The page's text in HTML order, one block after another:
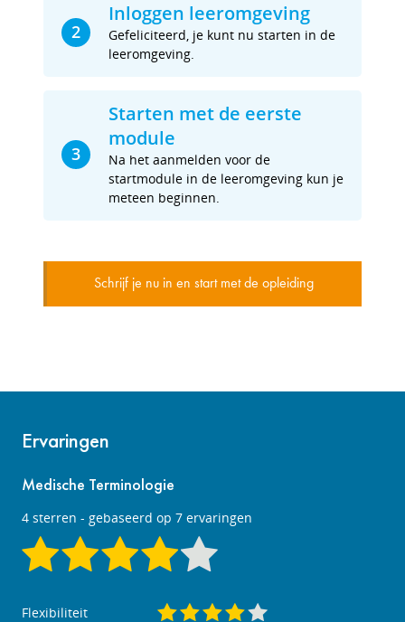
2
Inloggen leeromgeving
Gefeliciteerd, je kunt nu starten in de
leeromgeving.
3
Starten met de eerste
module
Na het aanmelden voor de
startmodule in de leeromgeving kun je
meteen beginnen.
Schrijf je nu in en start met de opleiding
Ervaringen
Medische Terminologie
4 sterren - gebaseerd op 7 ervaringen
Flexibiliteit